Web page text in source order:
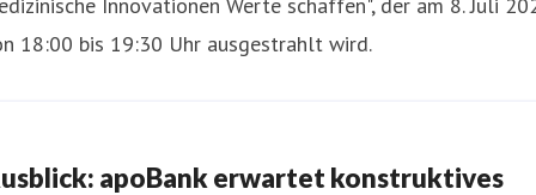
18:00 bis 19:30 Uhr ausgestrahlt wird.
apoBank erwartet konstruktives